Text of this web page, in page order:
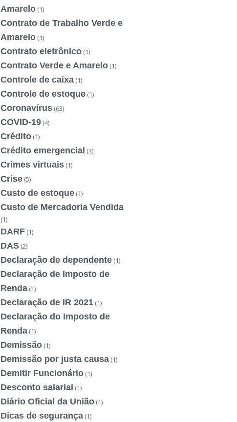
Amarelo (1)
Contrato de Trabalho Verde e
Amarelo (1)
Contrato eletrônico (1)
Contrato Verde e Amarelo (1)
Controle de caixa (1)
Controle de estoque (1)
Coronavírus (63)
COVID-19 (4)
Crédito (1)
Crédito emergencial (3)
Crimes virtuais (1)
Crise (5)
Custo de estoque (1)
Custo de Mercadoria Vendida
(1)
DARF (1)
DAS (2)
Declaração de dependente (1)
Declaração de Imposto de
Renda (1)
Declaração de IR 2021 (1)
Declaração do Imposto de
Renda (1)
Demissão (1)
Demissão por justa causa (1)
Demitir Funcionário (1)
Desconto salarial (1)
Diário Oficial da União (1)
Dicas de segurança (1)